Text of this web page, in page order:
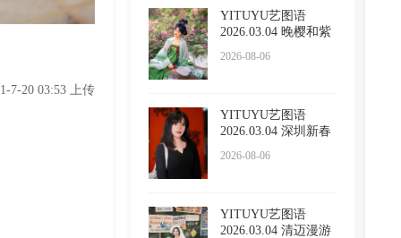
YITUYU艺图语
2026.03.04 晚樱和紫
2026-08-06
YITUYU艺图语
2026.03.04 深圳新春
2026-08-06
YITUYU艺图语
2026.03.04 清迈漫游
7-20 03:53 上传